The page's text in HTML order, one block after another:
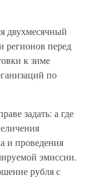
двухмесячный
регионов перед
к зиме
по
задать: а где
и проведения
эмиссии.
рубля с